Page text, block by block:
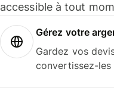
accessible à tout
Gérez votre
Gardez vos
convertissez-les